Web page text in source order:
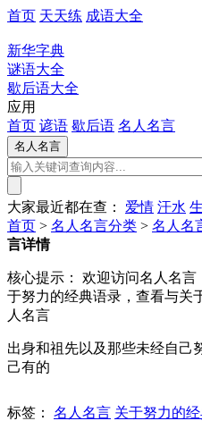
首页 天天练 成语大全
新华字典
谜语大全
歇后语大全
应用
首页 谚语 歇后语 名人名言
大家最近都在查： 爱情 汗水
首页 > 名人名言分类 > 名人名
言详情
核心提示：
欢迎访问名人名言
于努力的经典语录，查看与关
人名言
出身和祖先以及那些未经自己
己有的
标签：
名人名言 关于努力的